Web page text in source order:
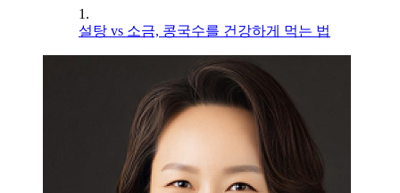
1.
설탕 vs 소금, 콩국수를 건강하게 먹는 법